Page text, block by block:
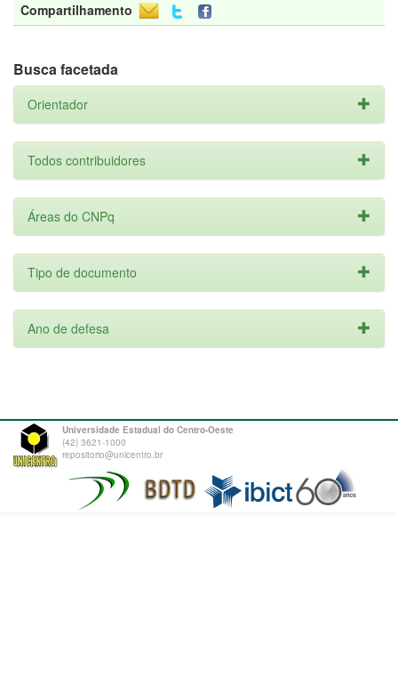
Compartilhamento
Busca facetada
Orientador
Todos contribuidores
Áreas do CNPq
Tipo de documento
Ano de defesa
Universidade Estadual do Centro-Oeste
(42) 3621-1000
repositorio@unicentro.br